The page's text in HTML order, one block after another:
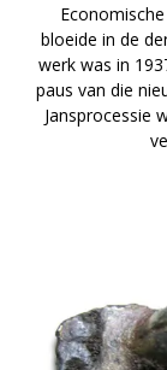
bloeide in de
werk was in
paus van die
Jansprocessie